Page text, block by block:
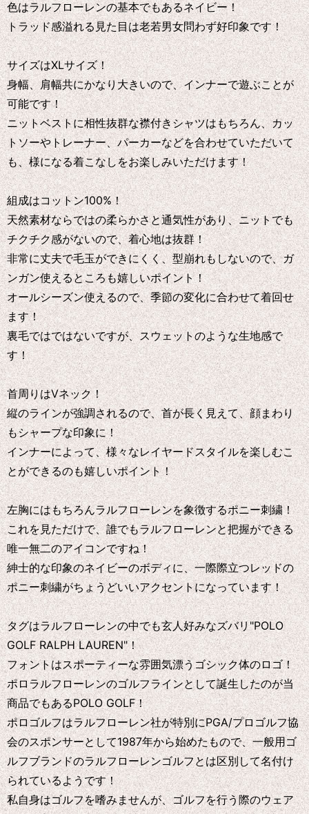
色はラルフローレンの基本でもあるネイビー！
トラッド感溢れる見た目は老若男女問わず好印象です！
サイズはXLサイズ！
身幅、肩幅共にかなり大きいので、インナーで遊ぶことが
可能です！
ニットベストに相性抜群な襟付きシャツはもちろん、カッ
トソーやトレーナー、パーカーなどを合わせていただいて
も、様になる着こなしをお楽しみいただけます！
組成はコットン100%！
天然素材ならではの柔らかさと通気性があり、ニットでも
チクチク感がないので、着心地は抜群！
非常に丈夫で毛玉ができにくく、型崩れもしないので、ガ
ンガン使えるところも嬉しいポイント！
オールシーズン使えるので、季節の変化に合わせて着回せ
ます！
裏毛ではではないですが、スウェットのような生地感で
す！
首周りはVネック！
縦のラインが強調されるので、首が長く見えて、顔まわり
もシャープな印象に！
インナーによって、様々なレイヤードスタイルを楽しむこ
とができるのも嬉しいポイント！
左胸にはもちろんラルフローレンを象徴するポニー刺繍！
これを見ただけで、誰でもラルフローレンと把握ができる
唯一無二のアイコンですね！
紳士的な印象のネイビーのボディに、一際際立つレッドの
ポニー刺繍がちょうどいいアクセントになっています！
タグはラルフローレンの中でも玄人好みなズバリ"POLO
GOLF RALPH LAUREN"！
フォントはスポーティーな雰囲気漂うゴシック体のロゴ！
ポロラルフローレンのゴルフラインとして誕生したのが当
商品でもあるPOLO GOLF！
ポロゴルフはラルフローレン社が特別にPGA/プロゴルフ協
会のスポンサーとして1987年から始めたもので、一般用ゴ
ルフブランドのラルフローレンゴルフとは区別して名付け
られているようです！
私自身はゴルフを嗜みませんが、ゴルフを行う際のウェア